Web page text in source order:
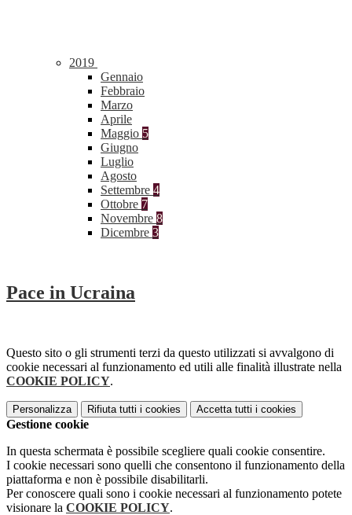
2019
Gennaio
Febbraio
Marzo
Aprile
Maggio 5
Giugno
Luglio
Agosto
Settembre 4
Ottobre 7
Novembre 8
Dicembre 3
Pace in Ucraina
Questo sito o gli strumenti terzi da questo utilizzati si avvalgono di
cookie necessari al funzionamento ed utili alle finalità illustrate nella
COOKIE POLICY.
Personalizza Rifiuta tutti i cookies Accetta tutti i cookies
Gestione cookie
In questa schermata è possibile scegliere quali cookie consentire.
I cookie necessari sono quelli che consentono il funzionamento della
piattaforma e non è possibile disabilitarli.
Per conoscere quali sono i cookie necessari al funzionamento potete
visionare la COOKIE POLICY.